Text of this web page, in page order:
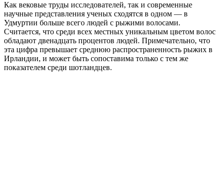
Как вековые труды исследователей, так и современные
научные представления ученых сходятся в одном — в
Удмуртии больше всего людей с рыжими волосами.
Считается, что среди всех местных уникальным цветом волос
обладают двенадцать процентов людей. Примечательно, что
эта цифра превышает среднюю распространенность рыжих в
Ирландии, и может быть сопоставима только с тем же
показателем среди шотландцев.